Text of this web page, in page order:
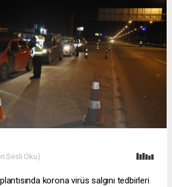
Sesli Oku)
korona virüs salgını tedbirleri